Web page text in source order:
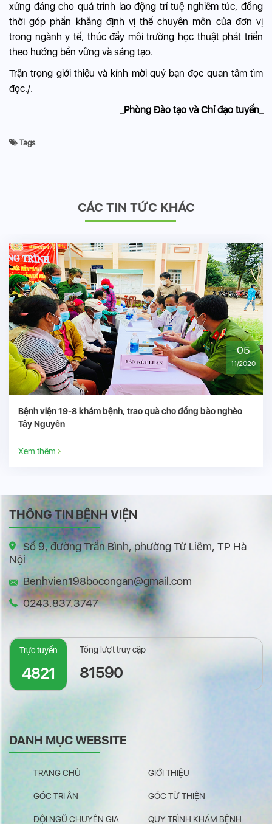
xứng đáng cho quá trình lao động trí tuệ nghiêm túc, đồng
thời góp phần khẳng định vị thế chuyên môn của đơn vị
trong ngành y tế, thúc đẩy môi trường học thuật phát triển
theo hướng bền vững và sáng tạo.
Trận trọng giới thiệu và kính mời quý bạn đọc quan tâm tìm
đọc./.
_Phòng Đào tạo và Chỉ đạo tuyến_
Tags
CÁC TIN TỨC KHÁC
05
11/2020
Bệnh viện 19-8 khám bệnh, trao quà cho đồng bào nghèo
Tây Nguyên
Xem thêm
THÔNG TIN BỆNH VIỆN
Số 9, đường Trần Bình, phường Từ Liêm, TP Hà
Nội
Benhvien198bocongan@gmail.com
0243.837.3747
Trực tuyến
4821
Tổng lượt truy cập
81590
DANH MỤC WEBSITE
TRANG CHỦ GIỚI THIỆU
GÓC TRI ÂN GÓC TỪ THIỆN
ĐỘI NGŨ CHUYÊN GIA QUY TRÌNH KHÁM BỆNH